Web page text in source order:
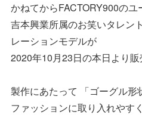
かねてからFACTORY900のユ
吉本興業所属のお笑いタレン
レーションモデルが
2020年10月23日の本日より販
製作にあたって 「ゴーグル形
ファッションに取り入れやす